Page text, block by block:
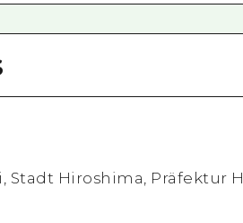
Stadt Hiroshima, Präfektur H